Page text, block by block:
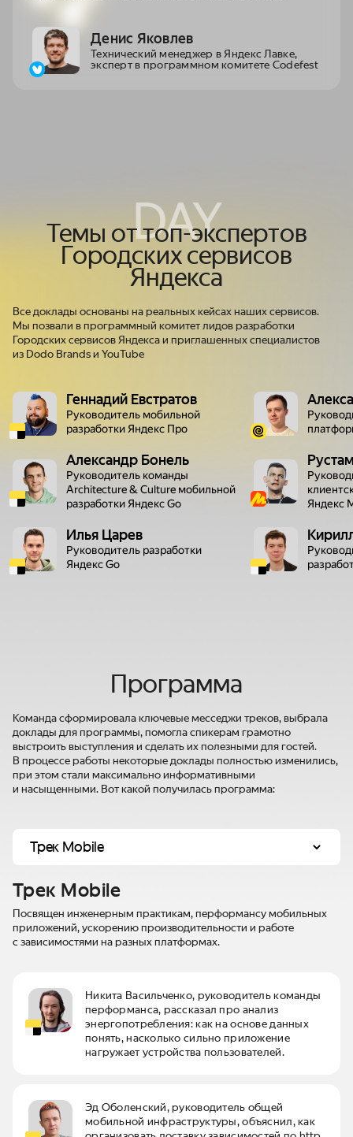
Денис Яковлев
Технический менеджер в Яндекс Лавке,
эксперт в программном комитете Codefest
DAY
Темы оттоп-экспертов
Городских сервисов
Яндекса
Все доклады основаны на реальных кейсах наших сервисов.
Мы позвали в программный комитет лидов разработки
Городских сервисов Яндекса и приглашенных специалистов
из Dodo Brands и YouTube
Геннадий Евстратов
Руководитель мобильной
разработки Яндекс Про
Александр Бонель
Руководитель команды
Architecture & Culture мобильной
разработки Яндекс Go
Илья Царев
Руководитель разработки
Яндекс Go
Яндекс
Программа
Команда сформировала ключевые месседжи треков, выбрала
доклады для программы, помогла спикерам грамотно
выстроить выступления и сделать их полезными для гостей.
В процессе работы некоторые доклады полностью изменились,
при этом стали максимально информативными
и насыщенными. Вот какой получилась программа:
Трек Mobile
Посвящен инженерным практикам, перформансу мобильных
приложений, ускорению производительности и работе
с зависимостями на разных платформах.
Никита Васильченко, руководитель команды
перформанса, рассказал про анализ
энергопотребления: как на основе данных
понять, насколько сильно приложение
нагружает устройства пользователей.
Эд Оболенский, руководитель общей
мобильной инфраструктуры, объяснил, как